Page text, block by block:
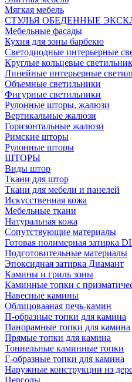
Мягкая мебель
СТУЛЬЯ ОБЕДЕННЫЕ
Мебельные фасады
Кухня для зоны барбекю
Светодиодные интерьерные
Круглые кольцевые
Линейные интерьерные
Объемные светильники
Фигурные светильники
Рулонные шторы, жалюзи
Вертикальные жалюзи
Горизонтальные жалюзи
Римские шторы
Рулонные шторы
ШТОРЫ
Виды штор
Ткани для штор
Ткани для мебели и панелей
Искусственная кожа
Мебельные ткани
Натуральная кожа
Сопутствующие материалы
Готовая полимерная затирка
Подготовительные материалы
Эпоксидная затирка Диамант
Камины и гриль зоны
Каминные топки с
Навесные камины
Облицовааная печь-камин
П-образные топки для камина
Панорамные топки для камина
Прямые топки для камина
Тоннельные каминные топки
Г-образные топки для камина
Наружные конструкции из
Перголы